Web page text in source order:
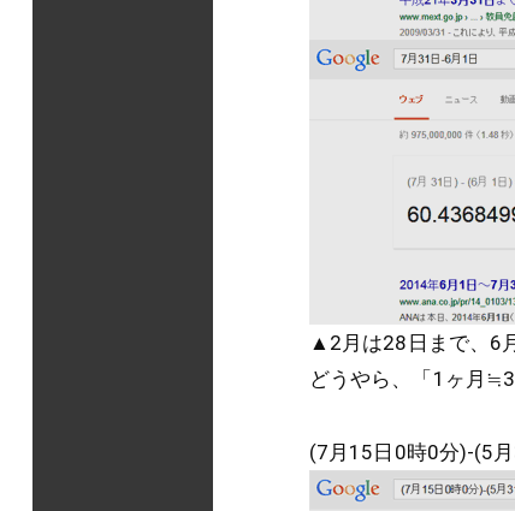
▲2月は28日まで、6
どうやら、「1ヶ月
(7月15日0時0分)-(5